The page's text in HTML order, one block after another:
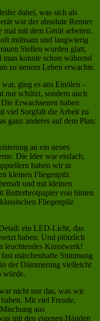
dabei, was sich als
war der absolute Renner
mit dem Gerät arbeiten.
mühsam und langwierig
Stellen wurden glatt,
konnte schon während
zu neuem Leben erwachte.
ging es ans Einölen –
nur schützt, sondern auch
Erwachsenen haben
viel Sorgfalt die Arbeit zu
ganz anderes auf dem Plan:
an ein neues
Die Idee war einfach,
haben wir in
kleinen Fliegenpilz
und mit kleinen
Butterbrotpapier von hinten
Fliegenpilz
ein LED-Licht, das
haben. Und plötzlich
leuchtendes Kunstwerk!
märchenhafte Stimmung
der Dämmerung vielleicht
würde.
nicht nur das, was wir
Mit viel Freude,
aus
mit den eigenen Händen